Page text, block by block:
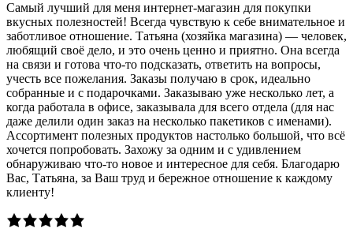
Самый лучший для меня интернет-магазин для покупки
вкусных полезностей! Всегда чувствую к себе внимательное и
заботливое отношение. Татьяна (хозяйка магазина) — человек,
любящий своё дело, и это очень ценно и приятно. Она всегда
на связи и готова что-то подсказать, ответить на вопросы,
учесть все пожелания. Заказы получаю в срок, идеально
собранные и с подарочками. Заказываю уже несколько лет, а
когда работала в офисе, заказывала для всего отдела (для нас
даже делили один заказ на несколько пакетиков с именами).
Ассортимент полезных продуктов настолько большой, что всё
хочется попробовать. Захожу за одним и с удивлением
обнаруживаю что-то новое и интересное для себя. Благодарю
Вас, Татьяна, за Ваш труд и бережное отношение к каждому
клиенту!